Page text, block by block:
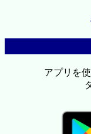
アプリを